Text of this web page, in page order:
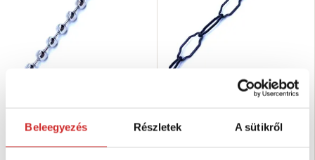
Beleegyezés Részletek A sütikről
339 Ft
POSAMO Dekoratív csillár
1 237 Ft